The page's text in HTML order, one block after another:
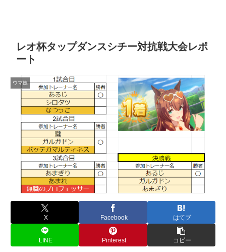
レオ杯タップダンスシチー対抗戦大会レポ
ート
ウマ娘
X Facebook はてブ
LINE Pinterest コピー